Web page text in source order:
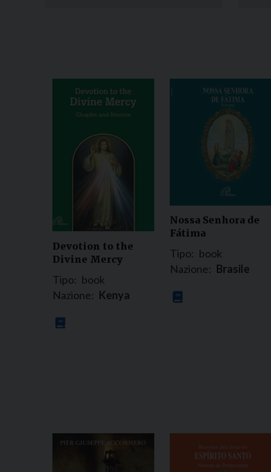
Devotion to the
Divine Mercy
Tipo: book
Nazione: Kenya
Nossa Senhora de
Fátima
Tipo: book
Nazione: Brasile